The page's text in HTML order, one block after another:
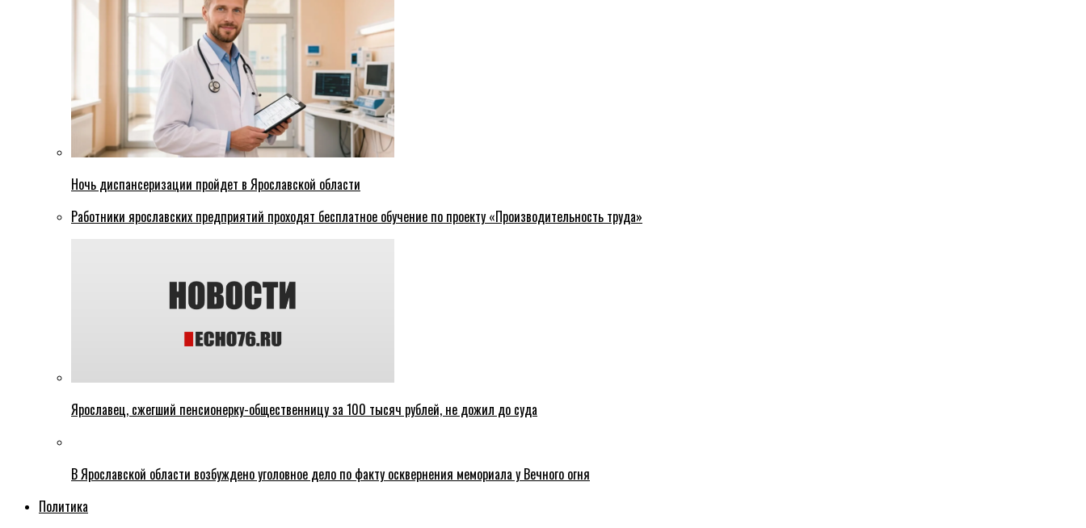
Ночь диспансеризации пройдет в Ярославской области
Работники ярославских предприятий проходят бесплатное обучение по проекту «Производительность труда»
Ярославец, сжегший пенсионерку-общественницу за 100 тысяч рублей, не дожил до суда
В Ярославской области возбуждено уголовное дело по факту осквернения мемориала у Вечного огня
Политика